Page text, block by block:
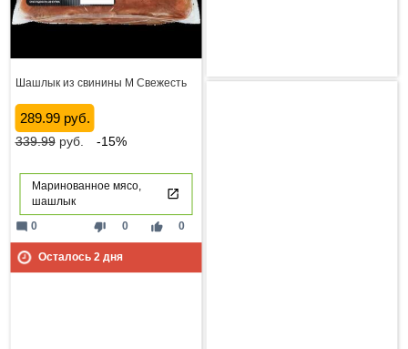
Шашлык из свинины М Свежесть
289.99 руб.
339.99руб. -15%
Маринованное мясо,
шашлык
thumb_down 0 thumb_up 0
mode_comment 0
Осталось 2дня